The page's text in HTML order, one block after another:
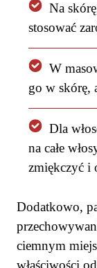
Na
stosować
W
go w skórę,
Dla
na całe
zmiękczyć i
Dodatkowo,
ciemnym
właściwości